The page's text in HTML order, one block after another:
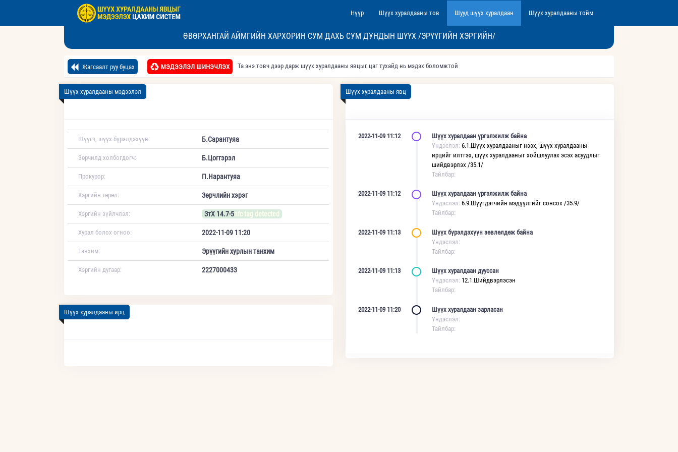
Нүүр Шүүх хуралдааны тов Шууд шүүх хуралдаан Шүүх хуралдааны тойм
ӨВӨРХАНГАЙ АЙМГИЙН ХАРХОРИН СУМ ДАХЬ СУМ ДУНДЫН ШҮҮХ /ЭРҮҮГИЙН ХЭРГИЙН/
Жагсаалт руу буцах МЭДЭЭЛЭЛ ШИНЭЧЛЭХ Та энэ товч дээр дарж шүүх хуралдааны явцыг цаг тухайд нь мэдэх боломжтой
Шүүх хуралдааны мэдээлэл
Шүүгч, шүүх бүрэлдэхүүн: Б.Сарантуяа
Зөрчилд холбогдогч: Б.Цоггэрэл
Прокурор: П.Нарантуяа
Хэргийн төрөл: Зөрчлийн хэрэг
Хэргийн зүйлчлэл: ЗтХ 14.7-5nfc tag detected
Хурал болох огноо: 2022-11-09 11:20
Танхим: Эрүүгийн хурлын танхим
Хэргийн дугаар: 2227000433
Шүүх хуралдааны ирц
Шүүх хуралдааны явц
2022-11-09 11:12
Шүүх хуралдаан үргэлжилж байна
Үндэслэл: 6.1.Шүүх хуралдааныг нээх, шүүх хуралдааны
ирцийг илтгэх, шүүх хуралдааныг хойшлуулах эсэх асуудлыг
шийдвэрлэх /35.1/
Тайлбар:
2022-11-09 11:12
Шүүх хуралдаан үргэлжилж байна
Үндэслэл: 6.9.Шүүгдэгчийн мэдүүлгийг сонсох /35.9/
Тайлбар:
2022-11-09 11:13
Шүүх бүрэлдэхүүн зөвлөлдөж байна
Үндэслэл:
Тайлбар:
2022-11-09 11:13
Шүүх хуралдаан дууссан
Үндэслэл: 12.1.Шийдвэрлэсэн
Тайлбар:
2022-11-09 11:20
Шүүх хуралдаан зарласан
Үндэслэл:
Тайлбар: